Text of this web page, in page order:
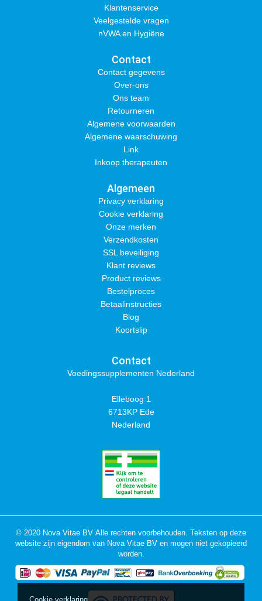
Klantenservice
Veelgestelde vragen
nVWA en Hygiëne
Contact
Contact gegevens
Over-ons
Ons team
Retourneren
Algemene voorwaarden
Algemene waarschuwing
Link
Inkoop therapeuten
Algemeen
Privacy verklaring
Cookie verklaring
Onze merken
Verzendkosten
SSL beveiliging
Klant reviews
Product reviews
Bestelproces
Betaalinstructies
Blog
Koortslip
Contact
Voedingssupplementen Nederland
Elleboog 1
6713KP Ede
Nederland
© 2020 Nova Vitae BV Alle rechten voorbehouden. Teksten op deze
website zijn eigendom van Nova Vitae BV en mogen niet gekopieerd
worden.